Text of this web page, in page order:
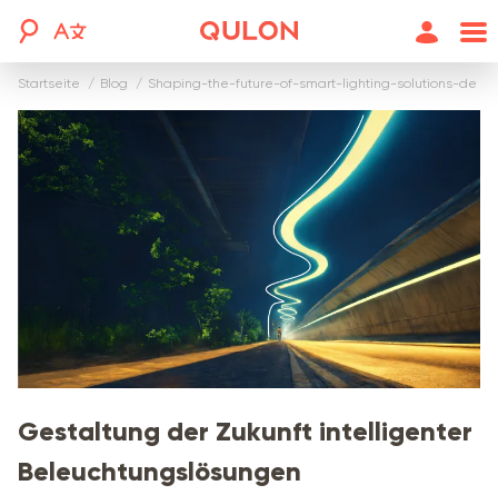
Startseite blog shaping-the-future-of-smart-lighting-solutions-de
Gestaltung der Zukunft intelligenter
Beleuchtungslösungen